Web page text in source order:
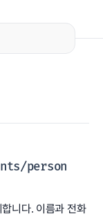
person
니다. 이름과 전화